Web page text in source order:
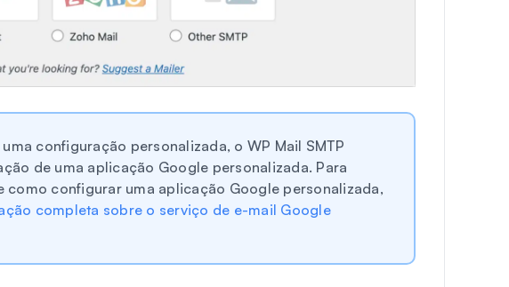
configuração personalizada, o WP Mail SMTP
de uma aplicação Google personalizada. Para
como configurar uma aplicação Google personalizada,
completa sobre o serviço de e-mail Google